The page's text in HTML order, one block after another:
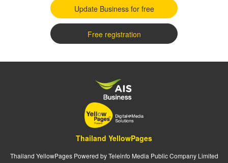
Update Business for free
Free registration
Thailand YellowPages
Thailand YellowPages Powered by Teleinfo Media Public Company Limited